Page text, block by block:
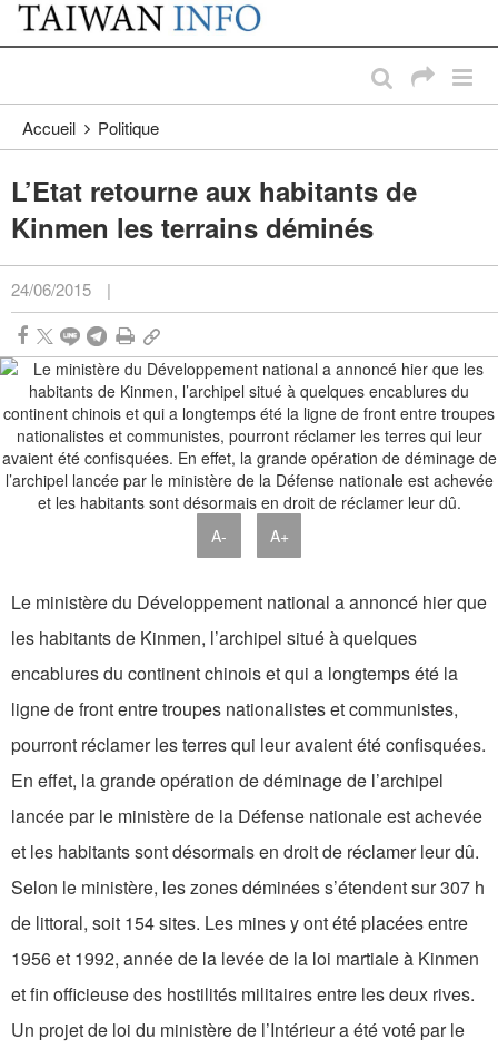
Passer au contenu principal
:::
Accueil Politique
L’Etat retourne aux habitants de
Kinmen les terrains déminés
24/06/2015 |
A- A+
Le ministère du Développement national a annoncé hier que
les habitants de Kinmen, l’archipel situé à quelques
encablures du continent chinois et qui a longtemps été la
ligne de front entre troupes nationalistes et communistes,
pourront réclamer les terres qui leur avaient été confisquées.
En effet, la grande opération de déminage de l’archipel
lancée par le ministère de la Défense nationale est achevée
et les habitants sont désormais en droit de réclamer leur dû.
Selon le ministère, les zones déminées s’étendent sur 307 h
de littoral, soit 154 sites. Les mines y ont été placées entre
1956 et 1992, année de la levée de la loi martiale à Kinmen
et fin officieuse des hostilités militaires entre les deux rives.
Un projet de loi du ministère de l’Intérieur a été voté par le